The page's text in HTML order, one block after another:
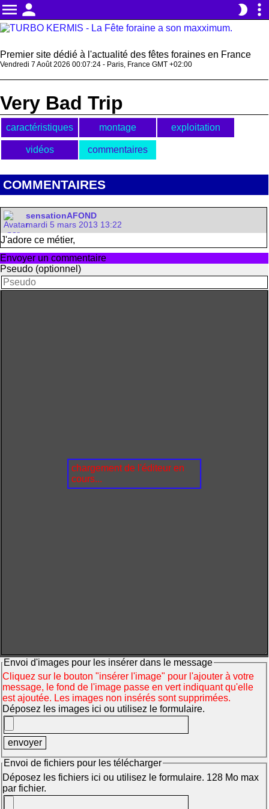
menu person brightness_2 more_vert
Premier site dédié à l'actualité des fêtes foraines en France
Vendredi 7 Août 2026 00:07:24 - Paris, France GMT +02:00
Very Bad Trip
caractéristiques montage exploitation
vidéos commentaires
COMMENTAIRES
sensationAFOND
mardi 5 mars 2013 13:22
J'adore ce métier,
Envoyer un commentaire
Pseudo (optionnel)
chargement de l'éditeur en
cours...
Envoi d'images pour les insérer dans le message
Cliquez sur le bouton "insérer l'image" pour l'ajouter à votre
message, le fond de l'image passe en vert indiquant qu'elle
est ajoutée. Les images non insérés sont supprimées.
Déposez les images ici ou utilisez le formulaire.
Envoi de fichiers pour les télécharger
Déposez les fichiers ici ou utilisez le formulaire. 128 Mo max
par fichier.